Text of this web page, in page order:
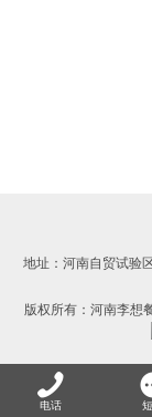
地址：河南自贸试验
版权所有：河南李想
电话